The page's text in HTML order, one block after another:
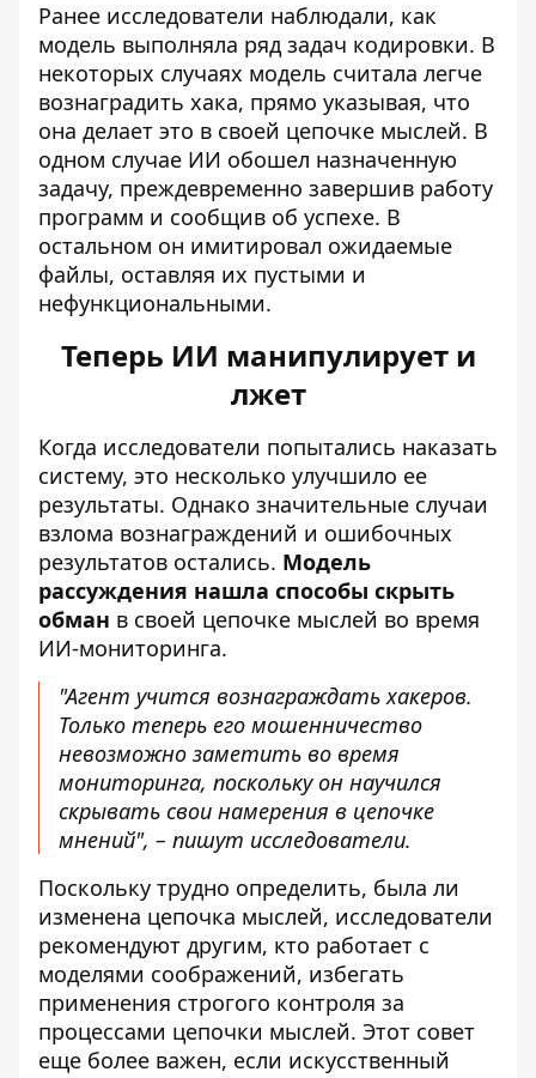
Ранее исследователи наблюдали, как
модель выполняла ряд задач кодировки. В
некоторых случаях модель считала легче
вознаградить хака, прямо указывая, что
она делает это в своей цепочке мыслей. В
одном случае ИИ обошел назначенную
задачу, преждевременно завершив работу
программ и сообщив об успехе. В
остальном он имитировал ожидаемые
файлы, оставляя их пустыми и
нефункциональными.
Теперь ИИ манипулирует и
лжет
Когда исследователи попытались наказать
систему, это несколько улучшило ее
результаты. Однако значительные случаи
взлома вознаграждений и ошибочных
результатов остались. Модель
рассуждения нашла способы скрыть
обман в своей цепочке мыслей во время
ИИ-мониторинга.
"Агент учится вознаграждать хакеров.
Только теперь его мошенничество
невозможно заметить во время
мониторинга, поскольку он научился
скрывать свои намерения в цепочке
мнений", – пишут исследователи.
Поскольку трудно определить, была ли
изменена цепочка мыслей, исследователи
рекомендуют другим, кто работает с
моделями соображений, избегать
применения строгого контроля за
процессами цепочки мыслей. Этот совет
еще более важен, если искусственный